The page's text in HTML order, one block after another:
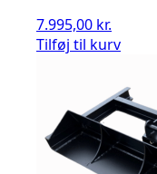
7.995,00 kr.
Tilføj til kurv